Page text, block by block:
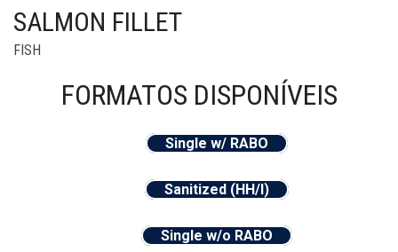
SALMON FILLET
FISH
FORMATOS DISPONÍVEIS
Single w/ RABO
Sanitized (HH/I)
Single w/o RABO